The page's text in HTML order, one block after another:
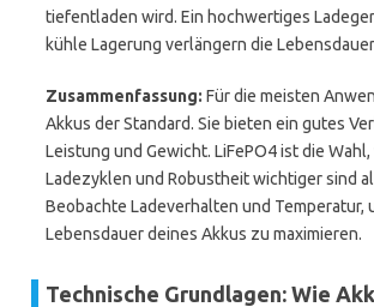
tiefentladen wird. Ein hochwertiges
kühle Lagerung verlängern die
Zusammenfassung: Für die meisten
Akkus der Standard. Sie bieten ein gutes
Leistung und Gewicht. LiFePO4 ist die
Ladezyklen und Robustheit wichtiger sind
Beobachte Ladeverhalten und Temperatur,
Lebensdauer deines Akkus zu maximieren.
Technische Grundlagen: Wie